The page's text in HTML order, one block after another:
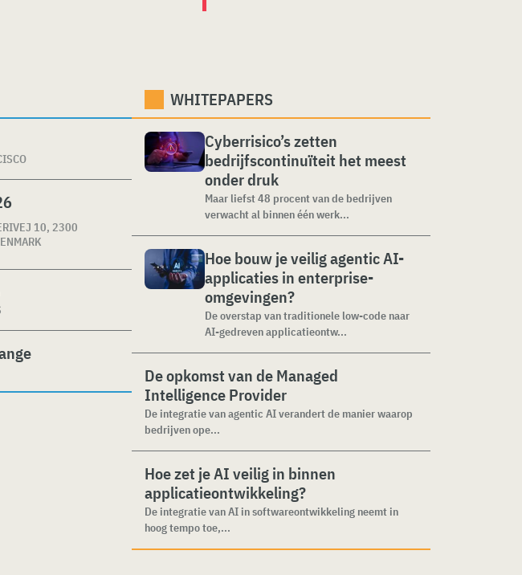
10, 2300
WHITEPAPERS
Cyberrisico’s zetten
bedrijfscontinuïteit het meest
onder druk
Maar liefst 48 procent van de bedrijven
verwacht al binnen één werk...
Hoe bouw je veilig agentic AI-
applicaties in enterprise-
omgevingen?
De overstap van traditionele low-code naar
AI-gedreven applicatieontw...
De opkomst van de Managed
Intelligence Provider
De integratie van agentic AI verandert de manier waarop
bedrijven ope...
Hoe zet je AI veilig in binnen
applicatieontwikkeling?
De integratie van AI in softwareontwikkeling neemt in
hoog tempo toe,...